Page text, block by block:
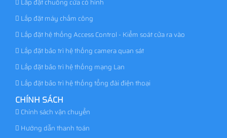
Lắp đặt máy chấm công
Lắp đặt hệ thống Access Control - Kiểm soát cửa ra vào
Lắp đặt bảo trì hệ thống camera quan sát
Lắp đặt bảo trì hệ thống mạng Lan
Lắp đặt bảo trì hệ thống tổng đài điện thoại
CHÍNH SÁCH
Chính sách vận chuyển
Hướng dẫn thanh toán